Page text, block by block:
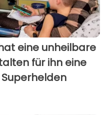
eine unheilbare
für ihn eine